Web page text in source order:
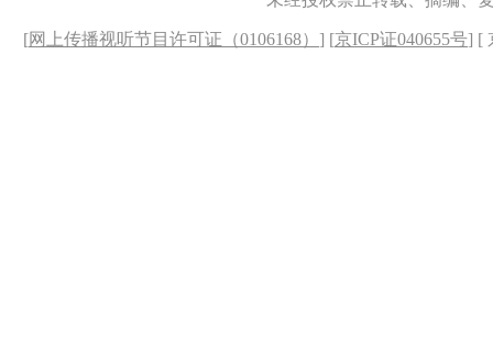
[网上传播视听节目许可证（0106168） ] [京ICP证040655号] [